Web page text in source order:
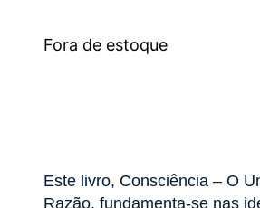
Fora de estoque
Este livro, Consciência – O
Razão, fundamenta-se nas